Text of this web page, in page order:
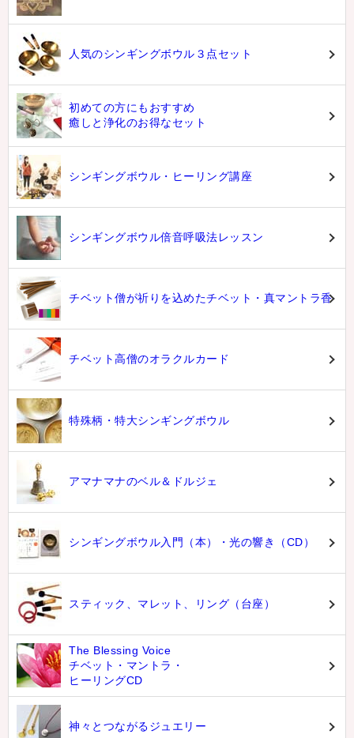
人気のシンギングボウル３点セット
初めての方にもおすすめ
癒しと浄化のお得なセット
シンギングボウル・ヒーリング講座
シンギングボウル倍音呼吸法レッスン
チベット僧が祈りを込めたチベット・真マントラ香
チベット高僧のオラクルカード
特殊柄・特大シンギングボウル
アマナマナのベル＆ドルジェ
シンギングボウル入門（本）・光の響き（CD）
スティック、マレット、リング（台座）
The Blessing Voice
チベット・マントラ・
ヒーリングCD
神々とつながるジュエリー